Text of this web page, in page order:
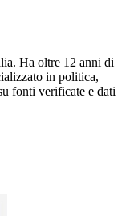
Ha oltre 12 anni di
in politica,
fonti verificate e dati